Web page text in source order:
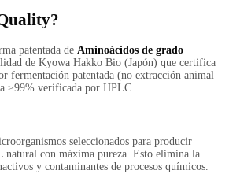
patentada de Aminoácidos de grado
de Kyowa Hakko Bio (Japón) que certifica
fermentación patentada (no extracción animal
≥99% verificada por HPLC.
seleccionados para producir
natural con máxima pureza. Esto elimina la
y contaminantes de procesos químicos.